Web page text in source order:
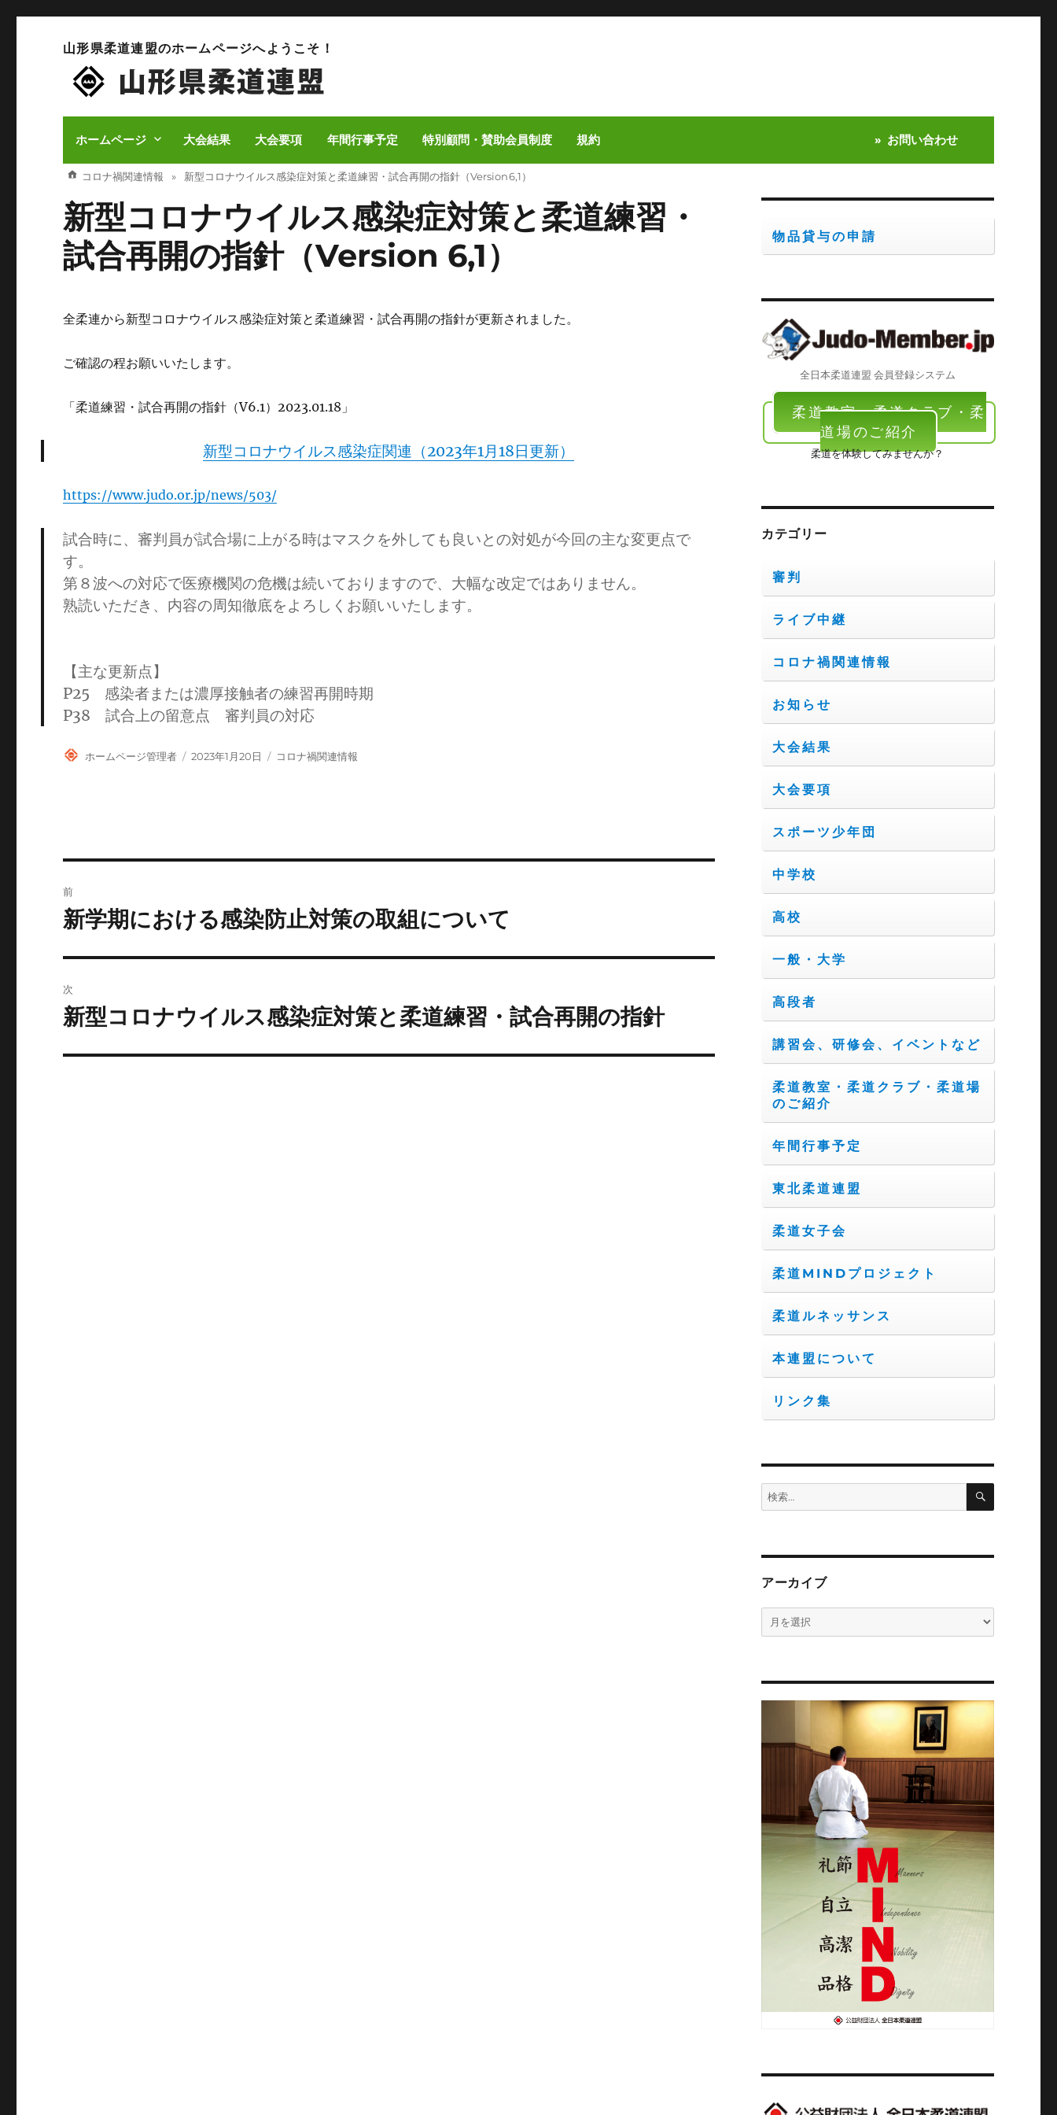
山形県柔道連盟のホームページへようこそ！
ホームページ 大会結果 大会要項 年間行事予定 特別顧問・賛助会員制度 規約 お問い合わせ
コロナ禍関連情報 新型コロナウイルス感染症対策と柔道練習・試合再開の指針（Version 6,1）
新型コロナウイルス感染症対策と柔道練習・
試合再開の指針（Version 6,1）
全柔連から新型コロナウイルス感染症対策と柔道練習・試合再開の指針が更新されました。
ご確認の程お願いいたします。
「柔道練習・試合再開の指針（V6.1）2023.01.18」
新型コロナウイルス感染症関連（2023年1月18日更新）
https://www.judo.or.jp/news/503/
試合時に、審判員が試合場に上がる時はマスクを外しても良いとの対処が今回の主な変更点で
す。
第８波への対応で医療機関の危機は続いておりますので、大幅な改定ではありません。
熟読いただき、内容の周知徹底をよろしくお願いいたします。
【主な更新点】
P25 感染者または濃厚接触者の練習再開時期
P38 試合上の留意点 審判員の対応
投
ホームページ管理者
投
2023年1月20日
カ
コロナ禍関連情報
稿
ゲ
前
前
投
稿:
新学期における感染防止対策の取組について
次
次
投
新型コロナウイルス感染症対策と柔道練習・試合再開の指針
物品貸与の申請
全日本柔道連盟 会員登録システム
柔道教室・柔道クラブ・柔
道場のご紹介
柔道を体験してみませんか？
カテゴリー
審判
ライブ中継
コロナ禍関連情報
お知らせ
大会結果
大会要項
スポーツ少年団
中学校
高校
一般・大学
高段者
講習会、研修会、イベントなど
柔道教室・柔道クラブ・柔道場
のご紹介
年間行事予定
東北柔道連盟
柔道女子会
柔道MINDプロジェクト
柔道ルネッサンス
本連盟について
リンク集
検
索:
検
アーカイブ
ブ